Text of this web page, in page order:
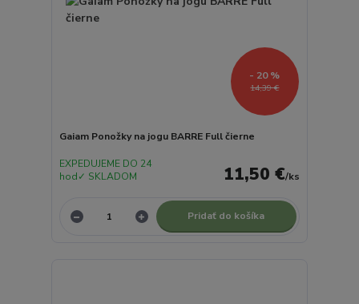
14,39 €
- 20 %
Gaiam Ponožky na jogu BARRE Full čierne
11,50 €/ks
EXPEDUJEME DO 24
hod✓ SKLADOM
Pridať do košíka